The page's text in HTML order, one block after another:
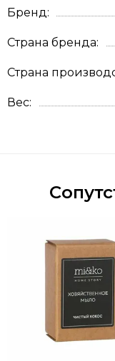
Бренд
Страна бренда
Страна
Вес